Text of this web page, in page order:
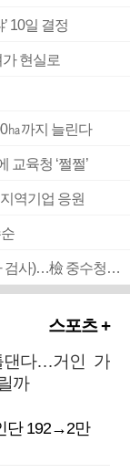
10일 결정
현실로
㏊까지 늘린다
교육청 ‘쩔쩔’
역기업 응원
■ 검사 신분 버리고 직급하향(10년 이하 저연차 검사)…檢 중수청행 기피
스포츠 +
댄다…거인 가
까
단 192→2만